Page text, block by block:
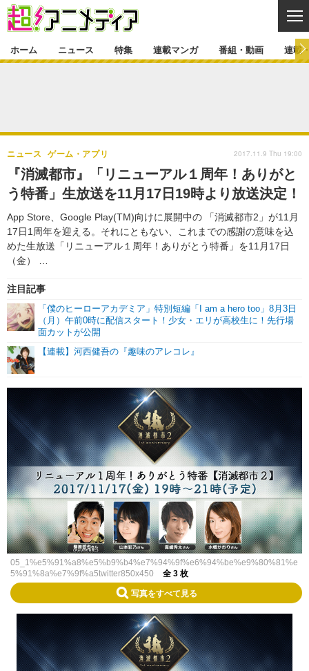
ゲーム・アプリ マンガ
グッズ イベント
声優 コスプレ
舞台 新帝スタ
特集一覧 カバー
ラキりす
連載マンガ
連載マンガ一覧 連載一覧
番組・動画
番組・動画一覧 ラジオ
動画
連載・ブログ
連載・ブログ一覧 コラム
編集部ブログ・お知らせ
ホーム ニュース 特集 連載マンガ 番組・動画 連載
『消滅都市』「リニューアル１周年！ありがと
う特番」生放送を11月17日19時より放送決定！
App Store、Google Play(TM)向けに展開中の 「消滅都市2」が11月
17日1周年を迎える。それにともない、これまでの感謝の意味を込
めた生放送「リニューアル１周年！ありがとう特番」を11月17日
（金） …
ニュース ゲーム・アプリ
注目記事
「僕のヒーローアカデミア」特別短編「I am a hero too」8月3日
（月）午前0時に配信スタート！少女・エリが高校生に！先行場
面カットが公開
【連載】河西健吾の『趣味のアレコレ』
2017.11.9 Thu 19:00
05_1%e5%91%a8%e5%b9%b4%e7%94%9f%e6%94%be%e9%80%81%e
5%91%8a%e7%9f%a5twitter850x450
全 3 枚
写真をすべて見る